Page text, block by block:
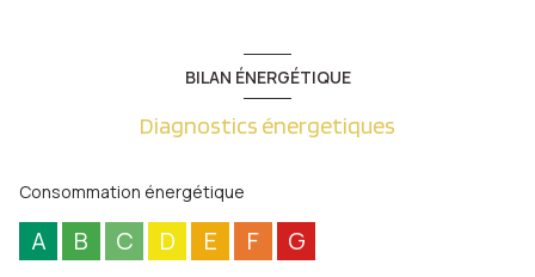
BILAN ÉNERGÉTIQUE
Diagnostics énergetiques
Consommation énergétique
A B C D E F G